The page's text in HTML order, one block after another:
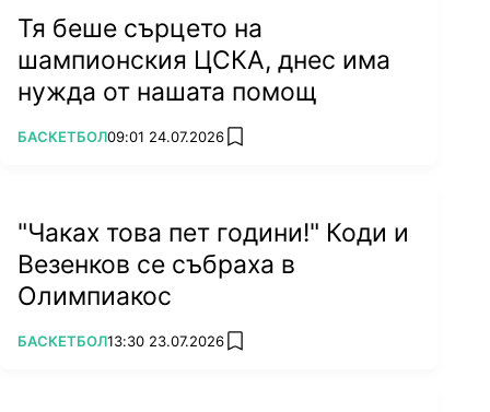
Тя беше сърцето на
шампионския ЦСКА, днес има
нужда от нашата помощ
ПОВЕЧЕ ОТ
БАСКЕТБОЛ09:01 24.07.2026 add favorites
"Чаках това пет години!" Коди и
Везенков се събраха в
Олимпиакос
ПОВЕЧЕ ОТ
БАСКЕТБОЛ13:30 23.07.2026 add favorites